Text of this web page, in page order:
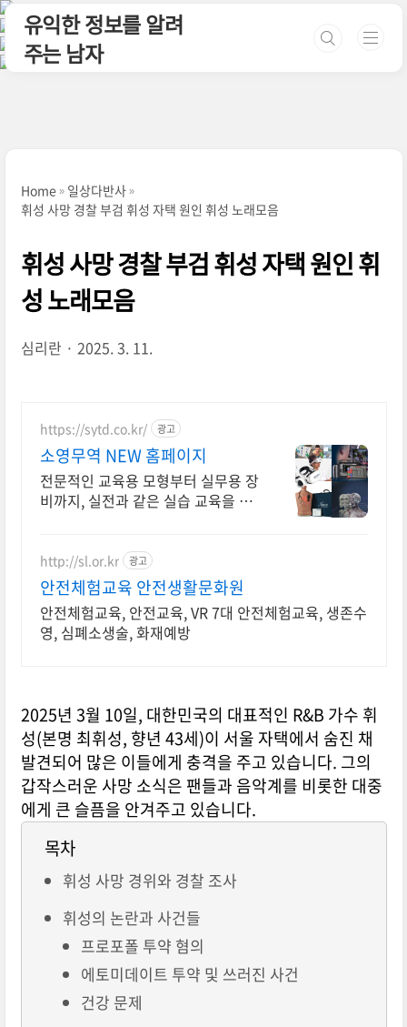
본문 바로가기
유익한 정보를 알려
주는 남자
Home
일상다반사
휘성 사망 경찰 부검 휘성 자택 원인 휘성 노래모음
휘성 사망 경찰 부검 휘성 자택 원인 휘
성 노래모음
심리란 2025. 3. 11.
https://sytd.co.kr/ 광고
소영무역 NEW 홈페이지
전문적인 교육용 모형부터 실무용 장
비까지, 실전과 같은 실습 교육을 원
http://sl.or.kr 광고
안전체험교육 안전생활문화원
안전체험교육, 안전교육, VR 7대 안전체험교육, 생존수
영, 심폐소생술, 화재예방
2025년 3월 10일, 대한민국의 대표적인 R&B 가수 휘
성(본명 최휘성, 향년 43세)이 서울 자택에서 숨진 채
발견되어 많은 이들에게 충격을 주고 있습니다. 그의
갑작스러운 사망 소식은 팬들과 음악계를 비롯한 대중
에게 큰 슬픔을 안겨주고 있습니다.
목차
휘성 사망 경위와 경찰 조사
휘성의 논란과 사건들
프로포폴 투약 혐의
에토미데이트 투약 및 쓰러진 사건
건강 문제